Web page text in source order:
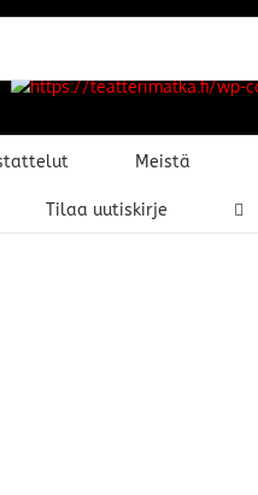
Meistä
Tilaa uutiskirje